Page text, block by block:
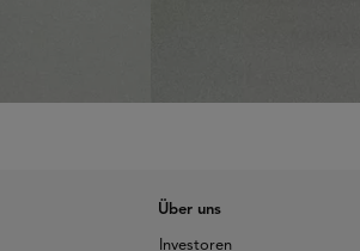
Über uns
Investoren